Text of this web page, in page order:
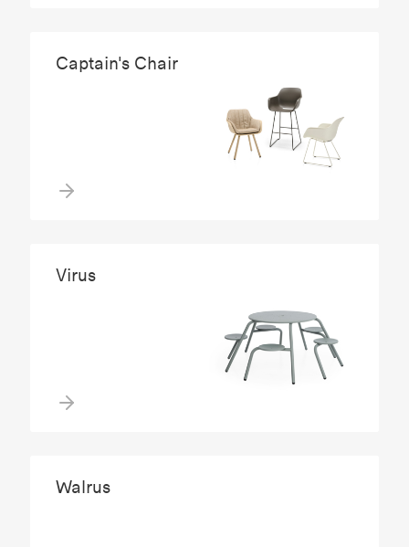
Captain's Chair
Virus
Walrus